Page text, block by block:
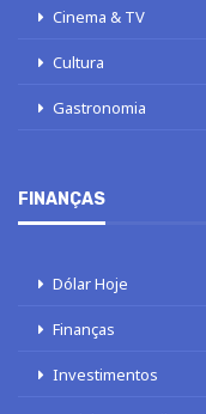
Cinema & TV
Cultura
Gastronomia
FINANÇAS
Dólar Hoje
Finanças
Investimentos